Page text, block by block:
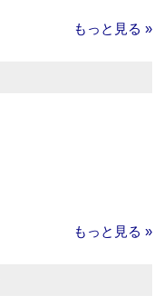
もっと見る »
もっと見る »